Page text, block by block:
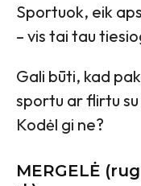
Sportuok, eik
– vis tai tau
Gali būti, kad
sportu ar flirtu
Kodėl gi ne?
MERGELĖ